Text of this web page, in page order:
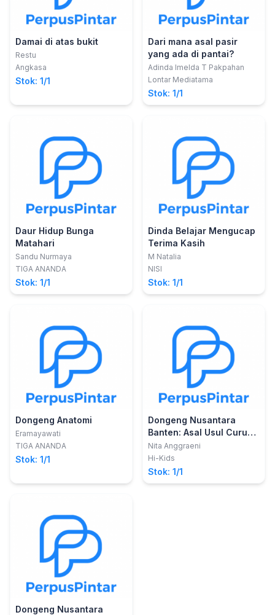
Damai di atas bukit
Restu
Angkasa
Stok: 1/1
Dari mana asal pasir
yang ada di pantai?
Adinda Imelda T Pakpahan
Lontar Mediatama
Stok: 1/1
Daur Hidup Bunga
Matahari
Sandu Nurmaya
TIGA ANANDA
Stok: 1/1
Dinda Belajar Mengucap
Terima Kasih
M Natalia
NISI
Stok: 1/1
Dongeng Anatomi
Eramayawati
TIGA ANANDA
Stok: 1/1
Dongeng Nusantara
Banten: Asal Usul Curug
Kanteh
Nita Anggraeni
Hi-Kids
Stok: 1/1
Dongeng Nusantara